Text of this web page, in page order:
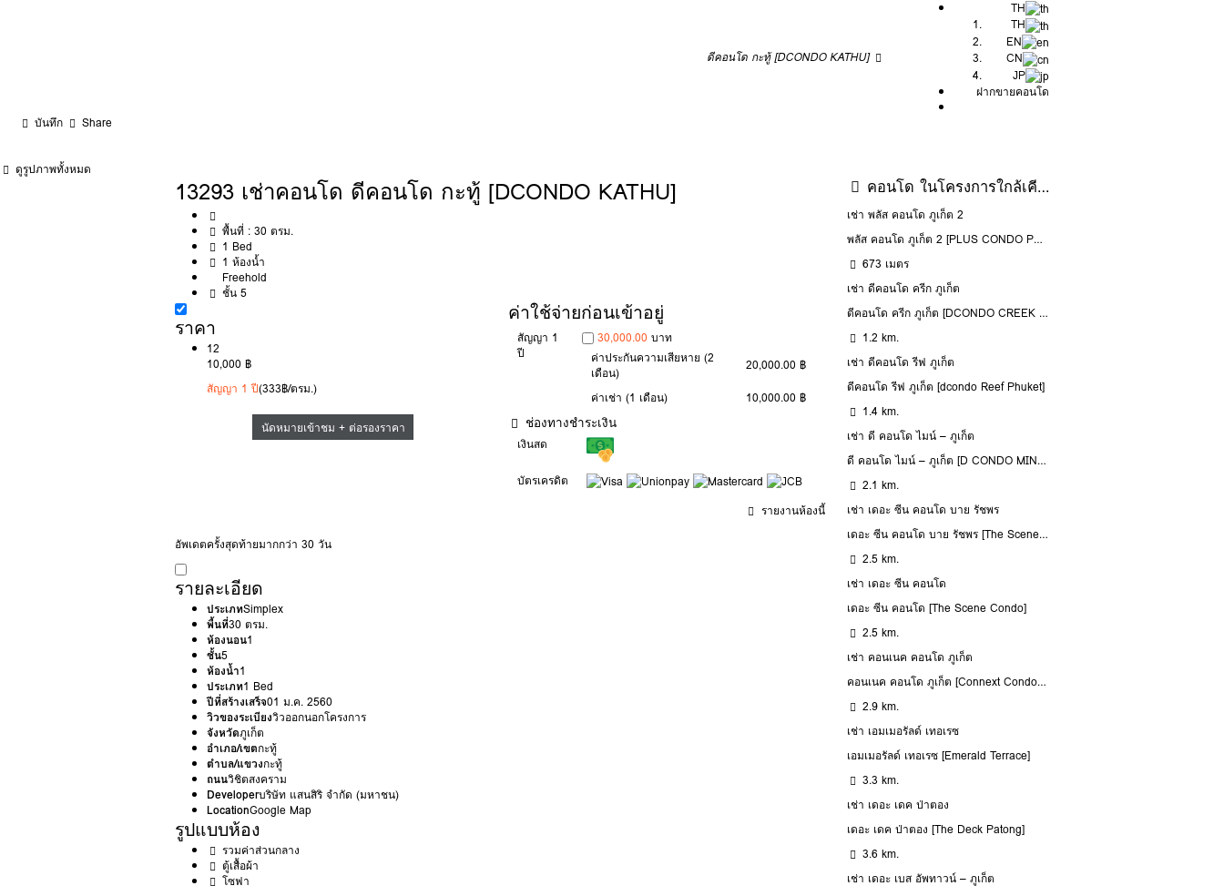
ดีคอนโด กะทู้ [DCONDO KATHU]
TH
TH
EN
CN
JP
ฝากขายคอนโด
บันทึก
Share
ดูรูปภาพทั้งหมด
13293 เช่าคอนโด ดีคอนโด กะทู้ [DCONDO KATHU]
พื้นที่ : 30 ตรม.
1 Bed
1 ห้องน้ำ
Freehold
ชั้น 5
ราคา
12
10,000 ฿
สัญญา 1 ปี(333฿/ตรม.)
นัดหมายเข้าชม + ต่อรองราคา
ค่าใช้จ่ายก่อนเข้าอยู่
สัญญา 1
ปี
30,000.00 บาท
ค่าประกันความเสียหาย(2
เดือน)
20,000.00 ฿
ค่าเช่า(1 เดือน) 10,000.00 ฿
ช่องทางชำระเงิน
เงินสด
บัตรเครดิต
รายงานห้องนี้
อัพเดตครั้งสุดท้ายมากกว่า 30 วัน
รายละเอียด
ประเภทSimplex
พื้นที่30 ตรม.
ห้องนอน1
ชั้น5
ห้องน้ำ1
ประเภท1 Bed
ปีที่สร้างเสร็จ01 ม.ค. 2560
วิวของระเบียงวิวออกนอกโครงการ
จังหวัดภูเก็ต
อำเภอ/เขตกะทู้
ตำบล/แขวงกะทู้
ถนนวิชิตสงคราม
Developerบริษัท แสนสิริ จำกัด (มหาชน)
LocationGoogle Map
รูปแบบห้อง
รวมค่าส่วนกลาง
ตู้เสื้อผ้า
โซฟา
คอนโด ในโครงการใกล้เคียง
เช่า พลัส คอนโด ภูเก็ต 2
พลัส คอนโด ภูเก็ต 2 [PLUS CONDO PHUKET 2]
673 เมตร
เช่า ดีคอนโด ครีก ภูเก็ต
ดีคอนโด ครีก ภูเก็ต [DCONDO CREEK PHUKET]
1.2 km.
เช่า ดีคอนโด รีฟ ภูเก็ต
ดีคอนโด รีฟ ภูเก็ต [dcondo Reef Phuket]
1.4 km.
เช่า ดี คอนโด ไมน์ – ภูเก็ต
ดี คอนโด ไมน์ – ภูเก็ต [D CONDO MINE – PHUKET]
2.1 km.
เช่า เดอะ ซีน คอนโด บาย รัชพร
เดอะ ซีน คอนโด บาย รัชพร [The Scene Condo by Ratchaporn]
2.5 km.
เช่า เดอะ ซีน คอนโด
เดอะ ซีน คอนโด [The Scene Condo]
2.5 km.
เช่า คอนเนค คอนโด ภูเก็ต
คอนเนค คอนโด ภูเก็ต [Connext Condo Phuket]
2.9 km.
เช่า เอมเมอรัลด์ เทอเรซ
เอมเมอรัลด์ เทอเรซ [Emerald Terrace]
3.3 km.
เช่า เดอะ เดค ป่าตอง
เดอะ เดค ป่าตอง [The Deck Patong]
3.6 km.
เช่า เดอะ เบส อัพทาวน์ – ภูเก็ต